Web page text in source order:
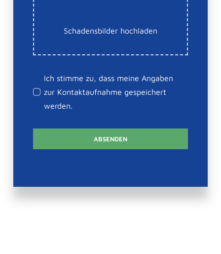
Schadensbilder hochladen
Ich stimme zu, dass meine Angaben
zur Kontaktaufnahme gespeichert
werden.
ABSENDEN